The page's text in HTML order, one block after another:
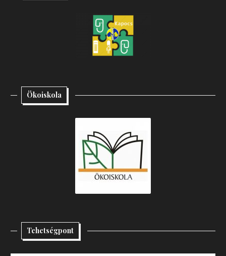
Ökoiskola
Tehetségpont